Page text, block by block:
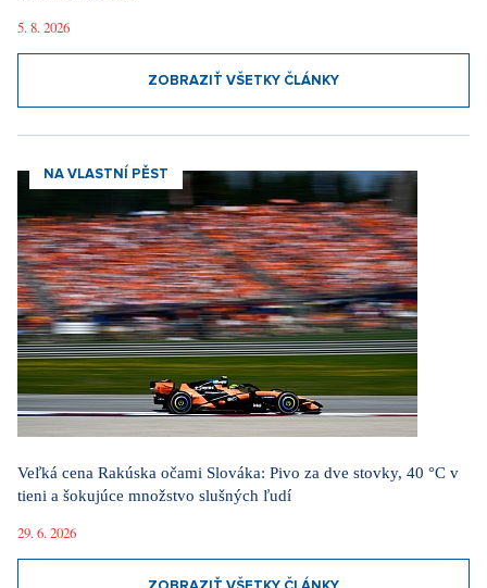
5. 8. 2026
ZOBRAZIŤ VŠETKY ČLÁNKY
NA VLASTNÍ PĚST
Veľká cena Rakúska očami Slováka: Pivo za dve stovky, 40 °C v
tieni a šokujúce množstvo slušných ľudí
29. 6. 2026